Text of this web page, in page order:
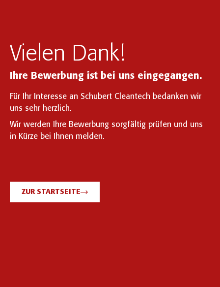
Vielen Dank!
Ihre Bewerbung ist bei uns eingegangen.
Für Ihr Interesse an Schubert Cleantech bedanken wir
uns sehr herzlich.
Wir werden Ihre Bewerbung sorgfältig prüfen und uns
in Kürze bei Ihnen melden.
ZUR STARTSEITE